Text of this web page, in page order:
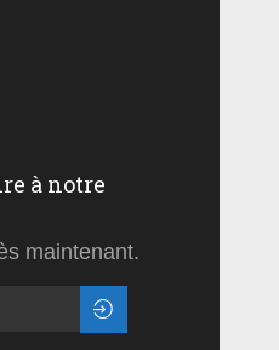
à notre
maintenant.